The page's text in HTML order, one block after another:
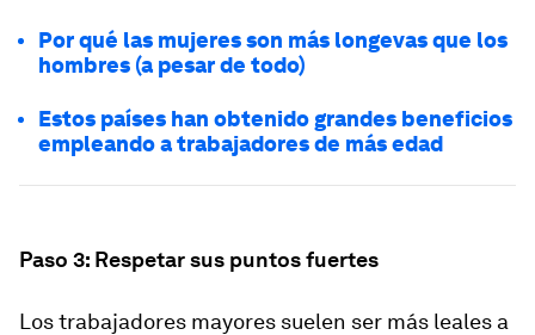
Por qué las mujeres son más longevas que los
hombres (a pesar de todo)
Estos países han obtenido grandes beneficios
empleando a trabajadores de más edad
Paso 3: Respetar sus puntos fuertes
Los trabajadores mayores suelen ser más leales a